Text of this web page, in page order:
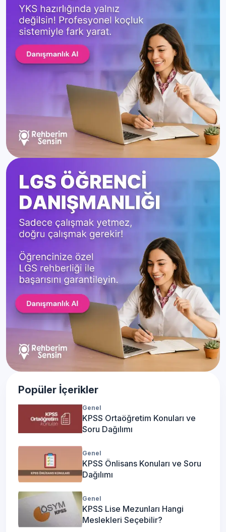
Popüler İçerikler
Genel
KPSS Ortaöğretim Konuları ve
Soru Dağılımı
Genel
KPSS Önlisans Konuları ve Soru
Dağılımı
Genel
KPSS Lise Mezunları Hangi
Meslekleri Seçebilir?